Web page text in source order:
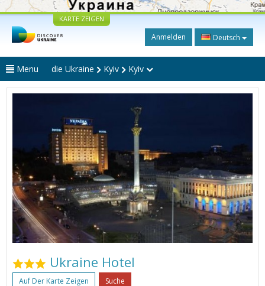
KARTE ZEIGEN
Anmelden Deutsch
Menu die Ukraine Kyiv Kyiv
Ukraine Hotel
Auf Der Karte Zeigen Suche